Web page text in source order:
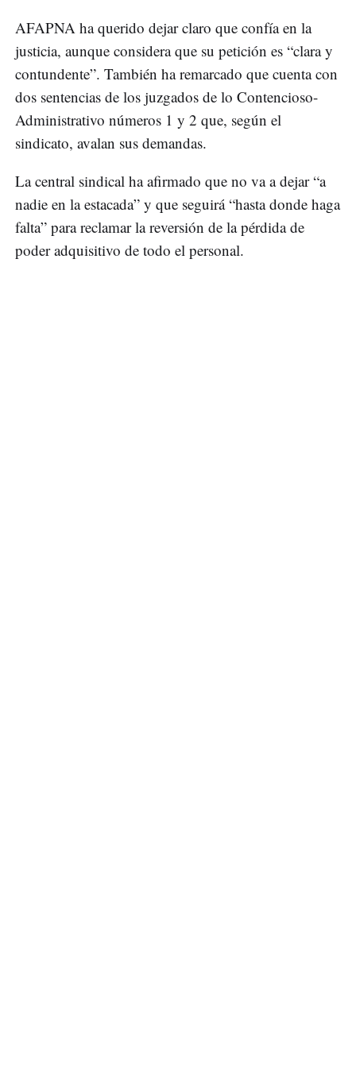
AFAPNA ha querido dejar claro que confía en la
justicia, aunque considera que su petición es “clara y
contundente”. También ha remarcado que cuenta con
dos sentencias de los juzgados de lo Contencioso-
Administrativo números 1 y 2 que, según el
sindicato, avalan sus demandas.
La central sindical ha afirmado que no va a dejar “a
nadie en la estacada” y que seguirá “hasta donde haga
falta” para reclamar la reversión de la pérdida de
poder adquisitivo de todo el personal.